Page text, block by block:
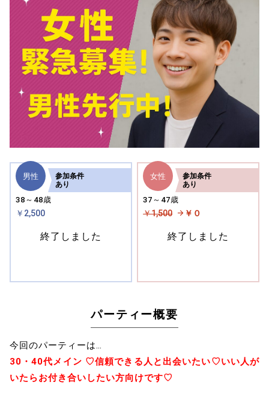
男性
38～48歳
￥2,500
参加条件
あり
終了しました
女性
37～47歳
￥1,500 ￥０
参加条件
あり
終了しました
パーティー概要
今回のパーティーは…
30・40代メイン ♡信頼できる人と出会いたい♡いい人が
いたらお付き合いしたい方向けです♡